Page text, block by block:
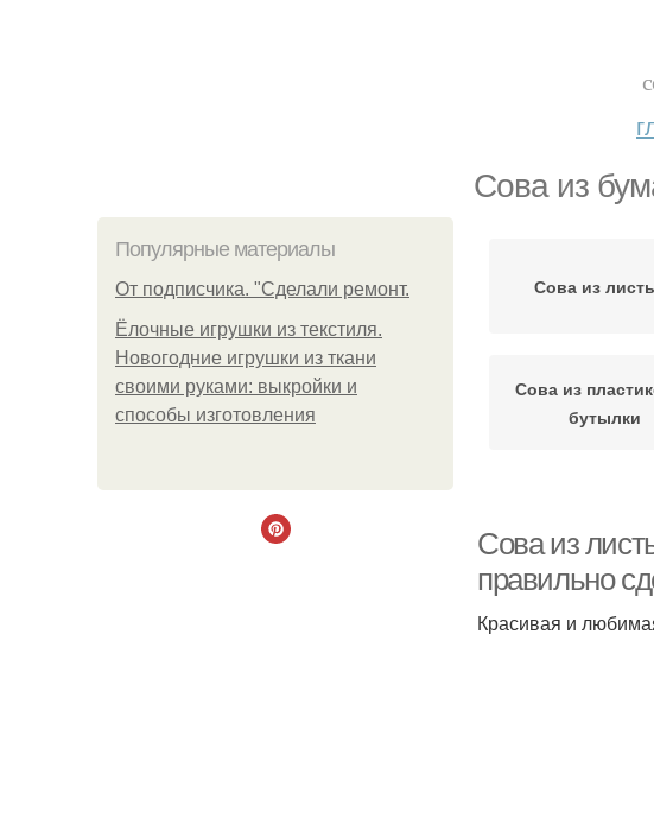
Сова из
Популярные материалы
От подписчика. "Сделали ремонт.
Ёлочные игрушки из текстиля.
Новогодние игрушки из ткани
своими руками: выкройки и
способы изготовления
Сова из
Сова из
бутылки
Белая сова
Сова из
правильно
Красивая и